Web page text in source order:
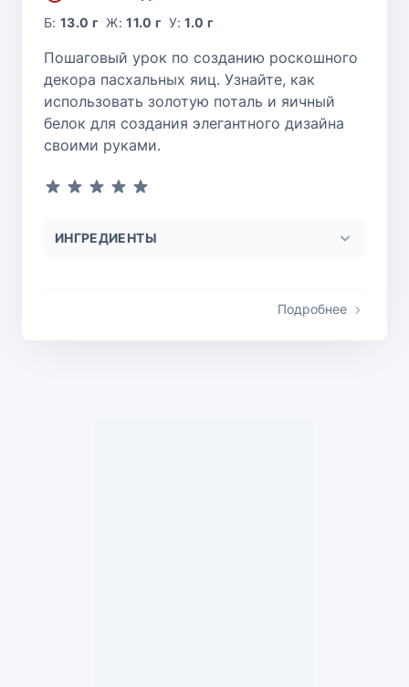
Б:13.0 г Ж:11.0 г У:1.0 г
Пошаговый урок по созданию роскошного
декора пасхальных яиц. Узнайте, как
использовать золотую поталь и яичный
белок для создания элегантного дизайна
своими руками.
ИНГРЕДИЕНТЫ
Подробнее